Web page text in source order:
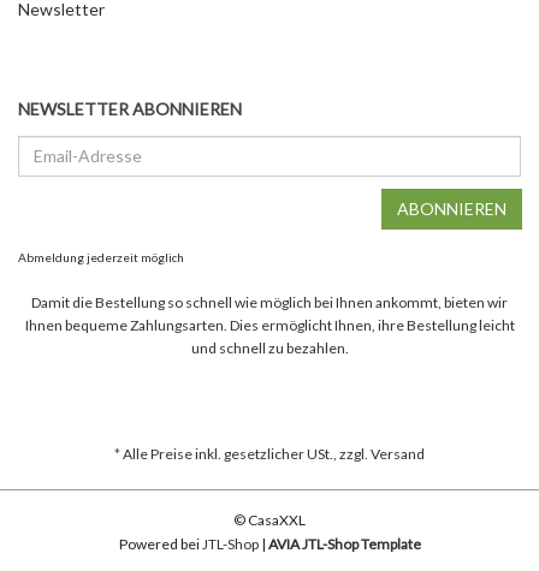
Newsletter
NEWSLETTER ABONNIEREN
Adresse
ABONNIEREN
Abmeldung jederzeit möglich
Damit die Bestellung so schnell wie möglich bei Ihnen ankommt, bieten wir
Ihnen bequeme Zahlungsarten. Dies ermöglicht Ihnen, ihre Bestellung leicht
und schnell zu bezahlen.
*Alle Preise inkl. gesetzlicher USt., zzgl. Versand
© CasaXXL
Powered bei JTL-Shop| AVIA JTL-Shop Template